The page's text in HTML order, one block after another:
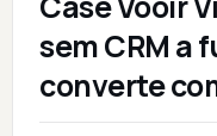
sem CRM a
converte